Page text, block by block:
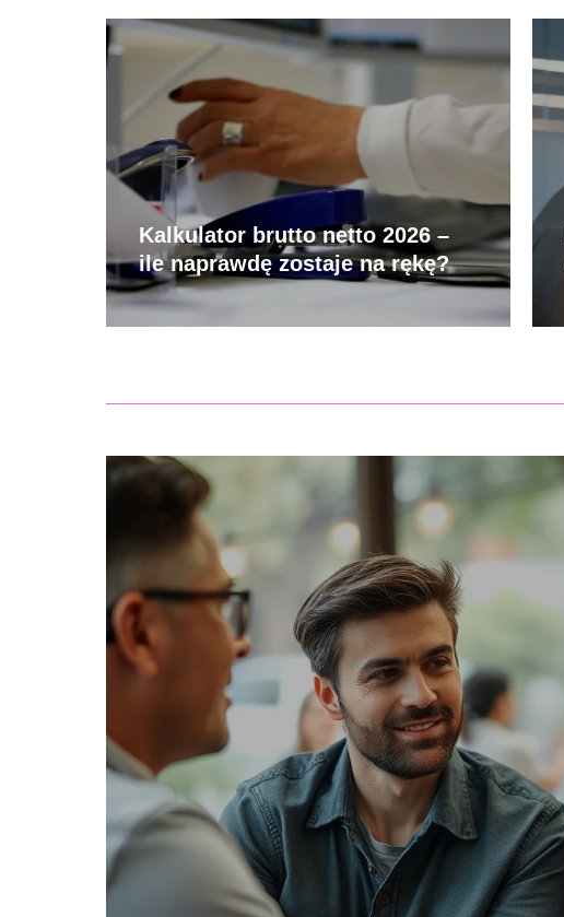
Kalkulator brutto netto 2026 –
ile naprawdę zostaje na rękę?